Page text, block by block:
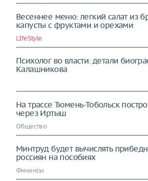
Весеннее меню: легкий салат из
капусты с фруктами и орехами
LIfeStyle
Психолог во власти: детали
Калашникова
На трассе Тюмень-Тобольск
через Иртыш
Общество
Минтруд будет вычислять
россиян на пособиях
Финансы